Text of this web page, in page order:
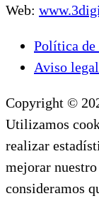
Web:
Política de
Aviso
Copyright ©
Utilizamos
realizar
mejorar
consideramos